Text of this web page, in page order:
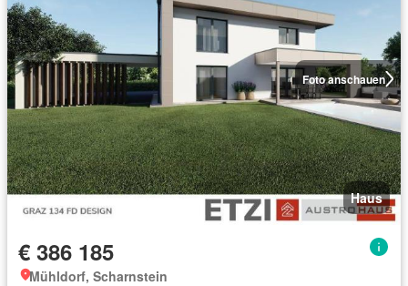
Foto anschauen
Haus
€ 386 185
Mühldorf, Scharnstein